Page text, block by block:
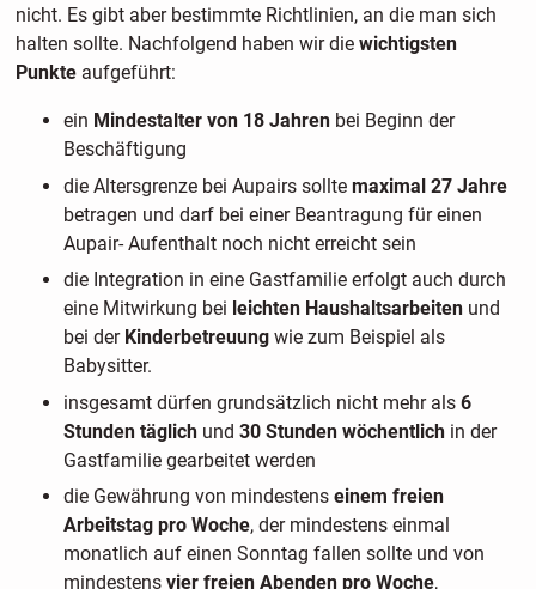
nicht. Es gibt aber bestimmte Richtlinien, an die man sich
halten sollte. Nachfolgend haben wir die wichtigsten
Punkte aufgeführt:
ein Mindestalter von 18 Jahrenbei Beginn der
Beschäftigung
die Altersgrenze bei Aupairs sollte maximal 27 Jahre
betragen und darf bei einer Beantragung für einen
Aupair- Aufenthalt noch nicht erreicht sein
die Integration in eine Gastfamilie erfolgt auch durch
eine Mitwirkung bei leichten Haushaltsarbeitenund
bei der Kinderbetreuung wie zum Beispiel als
Babysitter.
insgesamt dürfen grundsätzlich nicht mehr als 6
Stunden täglichund 30 Stunden wöchentlichin der
Gastfamilie gearbeitet werden
die Gewährung von mindestens einem freien
Arbeitstag pro Woche, der mindestens einmal
monatlich auf einen Sonntag fallen sollte und von
mindestens vier freien Abenden pro Woche,